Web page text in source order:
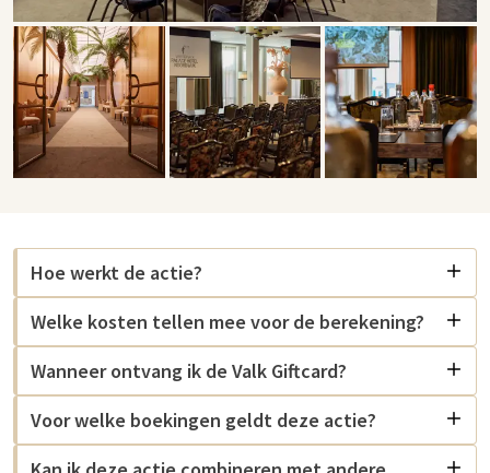
Hoe werkt de actie?
Welke kosten tellen mee voor de berekening?
Wanneer ontvang ik de Valk Giftcard?
Voor welke boekingen geldt deze actie?